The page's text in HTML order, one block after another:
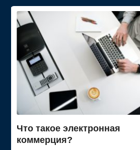
Что такое электронная
коммерция?